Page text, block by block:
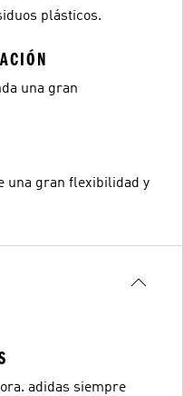
plásticos.
una gran
una gran flexibilidad y
adidas siempre